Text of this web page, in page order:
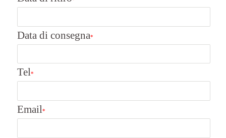
Data di consegna*
Tel*
Email*